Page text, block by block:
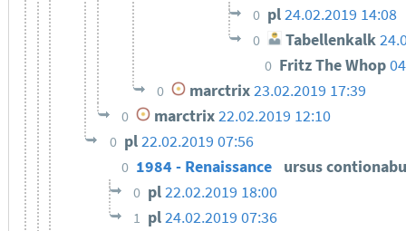
0 pl24.02.2019 14:08
0 Tabellenkalk
0 Fritz The Whop
0 marctrix23.02.2019 17:39
0 marctrix 22.02.2019 12:10
0 pl22.02.2019 07:56
0 1984 - Renaissance ursus
0 pl22.02.2019 18:00
1 pl24.02.2019 07:36